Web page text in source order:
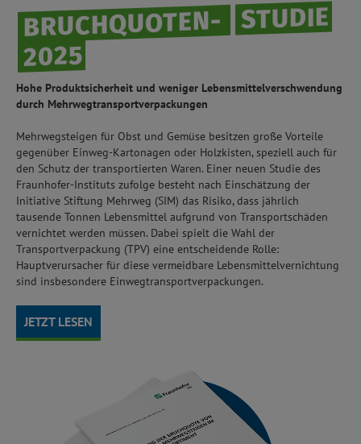
BRUCHQUOTEN- STUDIE
2025
Hohe Produktsicherheit und weniger Lebensmittelverschwendung
durch Mehrwegtransportverpackungen
Mehrwegsteigen für Obst und Gemüse besitzen große Vorteile
gegenüber Einweg-Kartonagen oder Holzkisten, speziell auch für
den Schutz der transportierten Waren. Einer neuen Studie des
Fraunhofer-Instituts zufolge besteht nach Einschätzung der
Initiative Stiftung Mehrweg (SIM) das Risiko, dass jährlich
tausende Tonnen Lebensmittel aufgrund von Transportschäden
vernichtet werden müssen. Dabei spielt die Wahl der
Transportverpackung (TPV) eine entscheidende Rolle:
Hauptverursacher für diese vermeidbare Lebensmittelvernichtung
sind insbesondere Einwegtransportverpackungen.
JETZT LESEN